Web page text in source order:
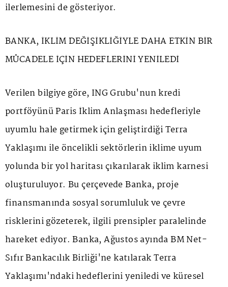
ilerlemesini de gösteriyor.
BANKA, İKLİM DEĞİŞİKLİĞİYLE DAHA ETKİN BİR
MÜCADELE İÇİN HEDEFLERİNİ YENİLEDİ
Verilen bilgiye göre, ING Grubu'nun kredi
portföyünü Paris İklim Anlaşması hedefleriyle
uyumlu hale getirmek için geliştirdiği Terra
Yaklaşımı ile öncelikli sektörlerin iklime uyum
yolunda bir yol haritası çıkarılarak iklim karnesi
oluşturuluyor. Bu çerçevede Banka, proje
finansmanında sosyal sorumluluk ve çevre
risklerini gözeterek, ilgili prensipler paralelinde
hareket ediyor. Banka, Ağustos ayında BM Net-
Sıfır Bankacılık Birliği'ne katılarak Terra
Yaklaşımı'ndaki hedeflerini yeniledi ve küresel